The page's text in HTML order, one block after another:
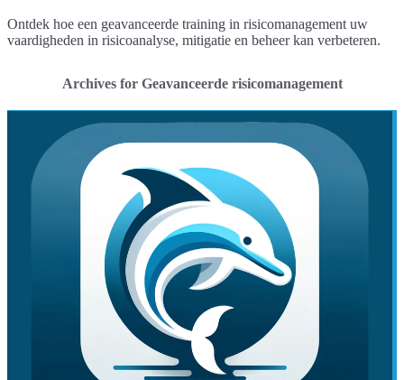
Ontdek hoe een geavanceerde training in risicomanagement uw
vaardigheden in risicoanalyse, mitigatie en beheer kan verbeteren.
Archives for Geavanceerde risicomanagement